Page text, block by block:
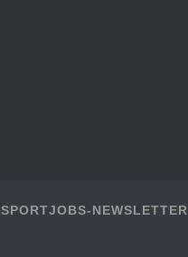
SPORTJOBS-NEWSLETTER